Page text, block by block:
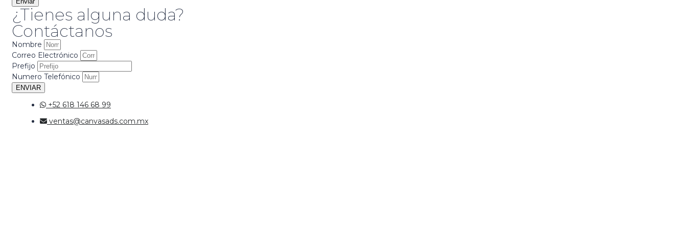
¿Tienes alguna duda?
Contáctanos
Nombre
Correo Electrónico
Prefijo
Numero Telefónico
ENVIAR
+52 618 146 68 99
ventas@canvasads.com.mx